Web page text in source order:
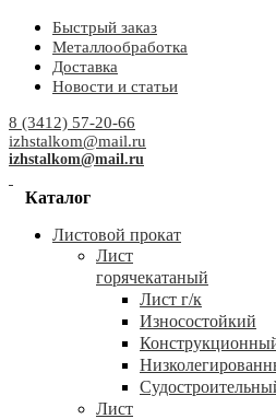
Быстрый заказ
Металлообработка
Доставка
Новости и статьи
8 (3412) 57-20-66
izhstalkom@mail.ru
izhstalkom@mail.ru
Каталог
Листовой прокат
Лист
горячекатаный
Лист г/к
Износостойкий
Лист